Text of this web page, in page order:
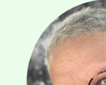
Navigation